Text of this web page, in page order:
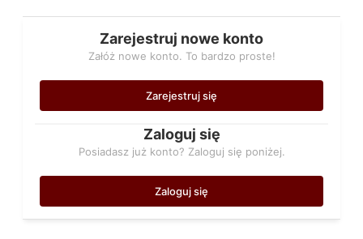
Zarejestruj nowe konto
Załóż nowe konto. To bardzo proste!
Zarejestruj się
Zaloguj się
Posiadasz już konto? Zaloguj się poniżej.
Zaloguj się